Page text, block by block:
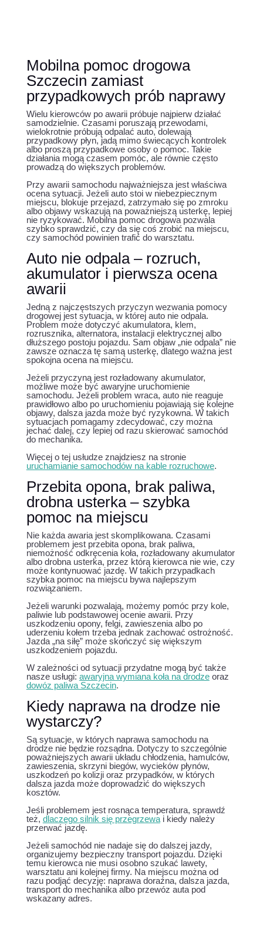
Mobilna pomoc drogowa
Szczecin zamiast
przypadkowych prób naprawy
Wielu kierowców po awarii próbuje najpierw działać
samodzielnie. Czasami poruszają przewodami,
wielokrotnie próbują odpalać auto, dolewają
przypadkowy płyn, jadą mimo świecących kontrolek
albo proszą przypadkowe osoby o pomoc. Takie
działania mogą czasem pomóc, ale równie często
prowadzą do większych problemów.
Przy awarii samochodu najważniejsza jest właściwa
ocena sytuacji. Jeżeli auto stoi w niebezpiecznym
miejscu, blokuje przejazd, zatrzymało się po zmroku
albo objawy wskazują na poważniejszą usterkę, lepiej
nie ryzykować. Mobilna pomoc drogowa pozwala
szybko sprawdzić, czy da się coś zrobić na miejscu,
czy samochód powinien trafić do warsztatu.
Auto nie odpala – rozruch,
akumulator i pierwsza ocena
awarii
Jedną z najczęstszych przyczyn wezwania pomocy
drogowej jest sytuacja, w której auto nie odpala.
Problem może dotyczyć akumulatora, klem,
rozrusznika, alternatora, instalacji elektrycznej albo
dłuższego postoju pojazdu. Sam objaw „nie odpala” nie
zawsze oznacza tę samą usterkę, dlatego ważna jest
spokojna ocena na miejscu.
Jeżeli przyczyną jest rozładowany akumulator,
możliwe może być awaryjne uruchomienie
samochodu. Jeżeli problem wraca, auto nie reaguje
prawidłowo albo po uruchomieniu pojawiają się kolejne
objawy, dalsza jazda może być ryzykowna. W takich
sytuacjach pomagamy zdecydować, czy można
jechać dalej, czy lepiej od razu skierować samochód
do mechanika.
Więcej o tej usłudze znajdziesz na stronie
uruchamianie samochodów na kable rozruchowe.
Przebita opona, brak paliwa,
drobna usterka – szybka
pomoc na miejscu
Nie każda awaria jest skomplikowana. Czasami
problemem jest przebita opona, brak paliwa,
niemożność odkręcenia koła, rozładowany akumulator
albo drobna usterka, przez którą kierowca nie wie, czy
może kontynuować jazdę. W takich przypadkach
szybka pomoc na miejscu bywa najlepszym
rozwiązaniem.
Jeżeli warunki pozwalają, możemy pomóc przy kole,
paliwie lub podstawowej ocenie awarii. Przy
uszkodzeniu opony, felgi, zawieszenia albo po
uderzeniu kołem trzeba jednak zachować ostrożność.
Jazda „na siłę” może skończyć się większym
uszkodzeniem pojazdu.
W zależności od sytuacji przydatne mogą być także
nasze usługi: awaryjna wymiana koła na drodzeoraz
dowóz paliwa Szczecin.
Kiedy naprawa na drodze nie
wystarczy?
Są sytuacje, w których naprawa samochodu na
drodze nie będzie rozsądna. Dotyczy to szczególnie
poważniejszych awarii układu chłodzenia, hamulców,
zawieszenia, skrzyni biegów, wycieków płynów,
uszkodzeń po kolizji oraz przypadków, w których
dalsza jazda może doprowadzić do większych
kosztów.
Jeśli problemem jest rosnąca temperatura, sprawdź
też, dlaczego silnik się przegrzewai kiedy należy
przerwać jazdę.
Jeżeli samochód nie nadaje się do dalszej jazdy,
organizujemy bezpieczny transport pojazdu. Dzięki
temu kierowca nie musi osobno szukać lawety,
warsztatu ani kolejnej firmy. Na miejscu można od
razu podjąć decyzję: naprawa doraźna, dalsza jazda,
transport do mechanika albo przewóz auta pod
wskazany adres.